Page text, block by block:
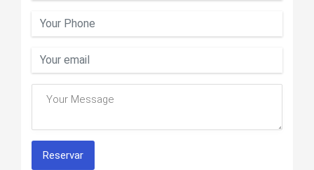
Reservar